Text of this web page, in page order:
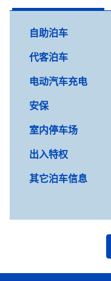
自助泊车
代客泊车
电动汽车充电
安保
室内停车场
出入特权
其它泊车信息